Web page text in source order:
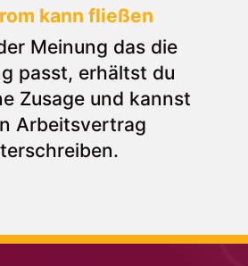
kann fließen
Meinung das die
passt, erhältst du
Zusage und kannst
Arbeitsvertrag